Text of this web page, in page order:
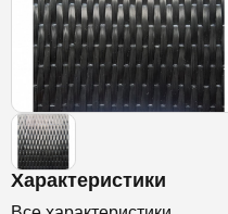
Характеристики